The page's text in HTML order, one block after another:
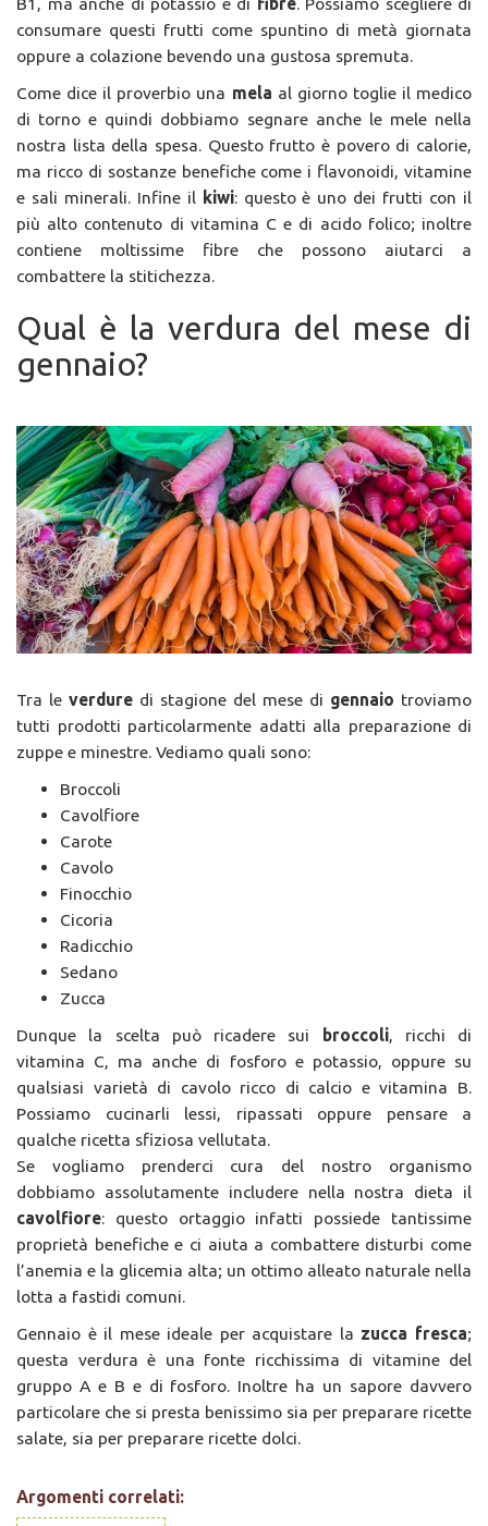
consumare questi frutti come spuntino di metà giornata
oppure a colazione bevendo una gustosa spremuta.
Come dice il proverbio una mela al giorno toglie il medico
di torno e quindi dobbiamo segnare anche le mele nella
nostra lista della spesa. Questo frutto è povero di calorie,
ma ricco di sostanze benefiche come i flavonoidi, vitamine
e sali minerali. Infine il kiwi: questo è uno dei frutti con il
più alto contenuto di vitamina C e di acido folico; inoltre
contiene moltissime fibre che possono aiutarci a
combattere la stitichezza.
Qual è la verdura del mese di
gennaio?
Tra le verdure di stagione del mese di gennaio troviamo
tutti prodotti particolarmente adatti alla preparazione di
zuppe e minestre. Vediamo quali sono:
Broccoli
Cavolfiore
Carote
Cavolo
Finocchio
Cicoria
Radicchio
Sedano
Zucca
Dunque la scelta può ricadere sui broccoli, ricchi di
vitamina C, ma anche di fosforo e potassio, oppure su
qualsiasi varietà di cavolo ricco di calcio e vitamina B.
Possiamo cucinarli lessi, ripassati oppure pensare a
qualche ricetta sfiziosa vellutata.
Se vogliamo prenderci cura del nostro organismo
dobbiamo assolutamente includere nella nostra dieta il
cavolfiore: questo ortaggio infatti possiede tantissime
proprietà benefiche e ci aiuta a combattere disturbi come
l’anemia e la glicemia alta; un ottimo alleato naturale nella
lotta a fastidi comuni.
Gennaio è il mese ideale per acquistare la zucca fresca;
questa verdura è una fonte ricchissima di vitamine del
gruppo A e B e di fosforo. Inoltre ha un sapore davvero
particolare che si presta benissimo sia per preparare ricette
salate, sia per preparare ricette dolci.
Argomenti correlati: